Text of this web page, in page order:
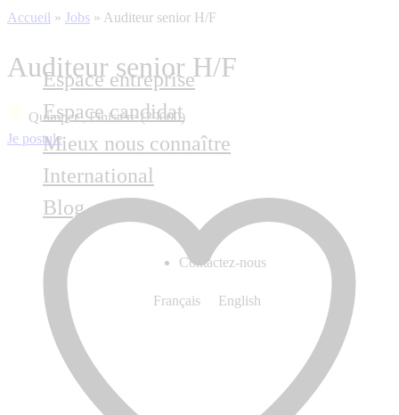
Espace entreprise
Espace candidat
Mieux nous connaître
International
Blog
Contactez-nous
Français English
Accueil » Jobs » Auditeur senior H/F
Auditeur senior H/F
Quimper , Finistère (29000)
Je postule